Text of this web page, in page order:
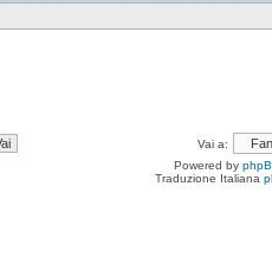
Vai a:
Powered by
Traduzione Italiana